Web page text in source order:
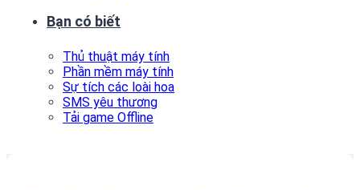
Bạn có biết
Thủ thuật máy tính
Phần mềm máy tính
Sự tích các loài hoa
SMS yêu thương
Tải game Offline